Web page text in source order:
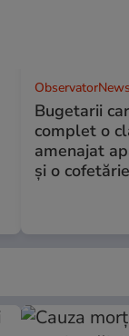
Bugetarii
complet o
amenajat
și o cofetărie